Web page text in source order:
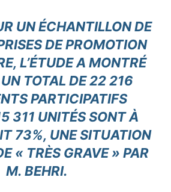
UN ÉCHANTILLON DE
DE PROMOTION
L’ÉTUDE A MONTRÉ
TOTAL DE 22 216
PARTICIPATIFS
311 UNITÉS SONT À
73%, UNE SITUATION
« TRÈS GRAVE » PAR
M. BEHRI.